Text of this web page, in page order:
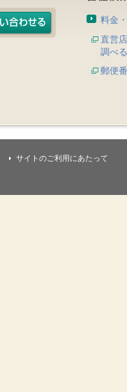
料金
直営
調べる
郵便
サイトのご利用にあたって